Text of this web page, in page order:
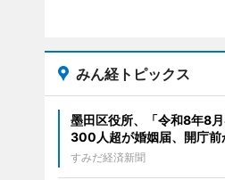
みん経トピックス
墨田区役所、「令和8年8
300人超が婚姻届、開庁前
すみだ経済新聞